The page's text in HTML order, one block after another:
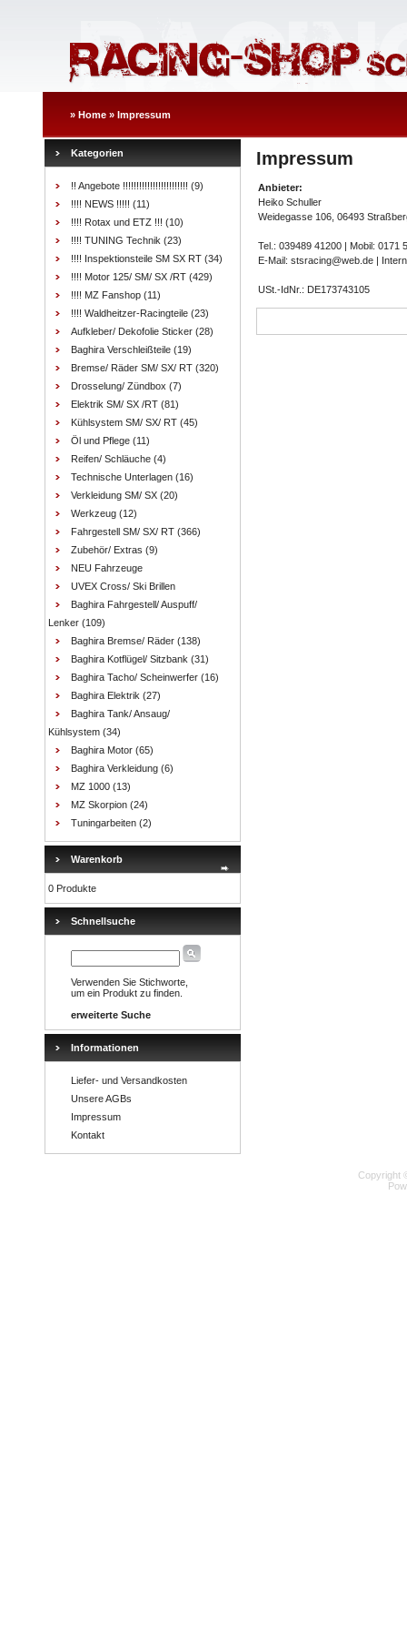
» Home » Impressum
Kategorien
!! Angebote !!!!!!!!!!!!!!!!!!!!!!!! (9)
!!!! NEWS !!!!! (11)
!!!! Rotax und ETZ !!! (10)
!!!! TUNING Technik (23)
!!!! Inspektionsteile SM SX RT (34)
!!!! Motor 125/ SM/ SX /RT (429)
!!!! MZ Fanshop (11)
!!!! Waldheitzer-Racingteile (23)
Aufkleber/ Dekofolie Sticker (28)
Baghira Verschleißteile (19)
Bremse/ Räder SM/ SX/ RT (320)
Drosselung/ Zündbox (7)
Elektrik SM/ SX /RT (81)
Kühlsystem SM/ SX/ RT (45)
Öl und Pflege (11)
Reifen/ Schläuche (4)
Technische Unterlagen (16)
Verkleidung SM/ SX (20)
Werkzeug (12)
Fahrgestell SM/ SX/ RT (366)
Zubehör/ Extras (9)
NEU Fahrzeuge
UVEX Cross/ Ski Brillen
Baghira Fahrgestell/ Auspuff/
Lenker (109)
Baghira Bremse/ Räder (138)
Baghira Kotflügel/ Sitzbank (31)
Baghira Tacho/ Scheinwerfer (16)
Baghira Elektrik (27)
Baghira Tank/ Ansaug/
Kühlsystem (34)
Baghira Motor (65)
Baghira Verkleidung (6)
MZ 1000 (13)
MZ Skorpion (24)
Tuningarbeiten (2)
Warenkorb
0 Produkte
Schnellsuche
Verwenden Sie Stichworte,
um ein Produkt zu finden.
erweiterte Suche
Informationen
Liefer- und Versandkosten
Unsere AGBs
Impressum
Kontakt
Impressum
Anbieter:
Heiko Schuller
Weidegasse 106, 06493
Tel.: 039489 41200 | Mobil: 0171
E-Mail: stsracing@web.de |
USt.-IdNr.: DE173743105
Copyright